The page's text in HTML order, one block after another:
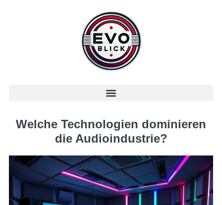
Welche Technologien dominieren
die Audioindustrie?